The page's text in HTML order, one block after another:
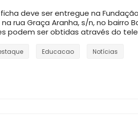
deve ser entregue na
na rua Graça Aranha, s/n, no bairro
podem ser obtidas através do
Educacao Notícias